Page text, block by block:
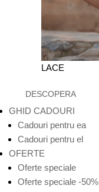
LACE
DESCOPERA
GHID CADOURI
Cadouri pentru ea
Cadouri pentru el
OFERTE
Oferte speciale
Oferte speciale -50%